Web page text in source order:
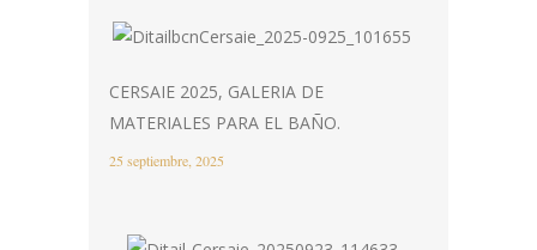
CERSAIE 2025, GALERIA DE
MATERIALES PARA EL BAÑO.
25 septiembre, 2025